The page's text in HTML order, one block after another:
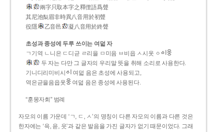
兩字只取本字之釋俚語爲聲
其尼池梨眉非時異八音用於初聲
役隱
乙音邑 凝八音用於終聲
초성과 종성에 두루 쓰이는 여덟 자
ㄱ기역 ㄴ니은 ㄷ디귿 ㄹ리을 ㅁ미음 ㅂ비읍 ㅅ시옷 ㆁ
두 자는 다만 그 글자의 우리말 뜻을 취해 소리로 사용한다.
기니디리미비시
여덟 음은 초성에 사용되고,
역은귿을음읍옷
여덟 음은 종성에 사용된다.
“훈몽자회” 범례
자모의 이름 가운데 ‘ㄱ, ㄷ, ㅅ’의 명칭이 다른 자모의 이름과 다른 것은
한자에는 ‘윽, 읃, 읏’과 같은 발음을 가진 글자가 없기 때문이었다. 그래